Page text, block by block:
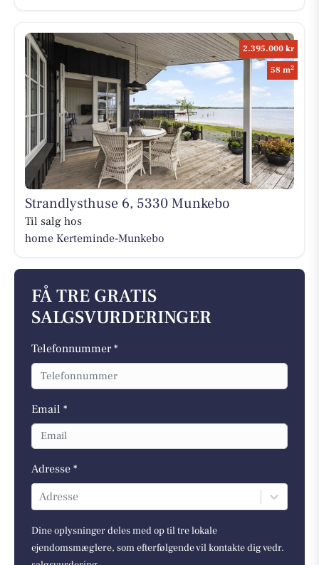
2.395.000 kr
58 m2
Strandlysthuse 6, 5330 Munkebo
Til salg hos
home Kerteminde-Munkebo
FÅ TRE GRATIS
SALGSVURDERINGER
Telefonnummer *
Email *
Adresse *
Adresse
Dine oplysninger deles med op til tre lokale
ejendomsmæglere, som efterfølgende vil kontakte dig vedr.